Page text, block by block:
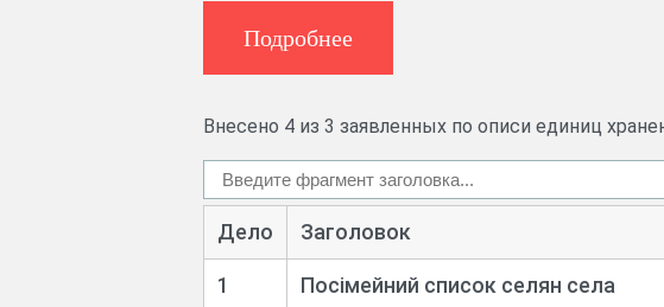
Подробнее
Внесено 4 из 3 заявленных по описи единиц
Дело Заголовок
1 Посімейний список селян села